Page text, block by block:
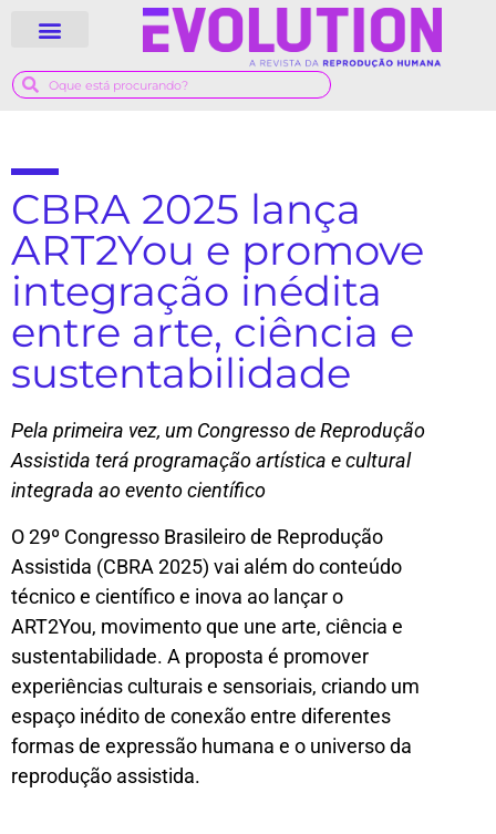
CBRA 2025 lança
ART2You e promove
integração inédita
entre arte, ciência e
sustentabilidade
Pela primeira vez, um Congresso de Reprodução
Assistida terá programação artística e cultural
integrada ao evento científico
O 29º Congresso Brasileiro de Reprodução
Assistida (CBRA 2025) vai além do conteúdo
técnico e científico e inova ao lançar o
ART2You, movimento que une arte, ciência e
sustentabilidade. A proposta é promover
experiências culturais e sensoriais, criando um
espaço inédito de conexão entre diferentes
formas de expressão humana e o universo da
reprodução assistida.